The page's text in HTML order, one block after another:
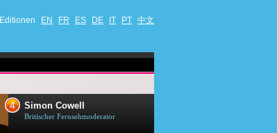
Editionen EN FR ES DE IT PT 中文
4 Simon Cowell
Britischer Fernsehmoderator